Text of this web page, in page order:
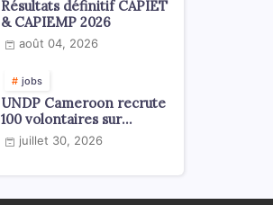
Résultats définitif CAPIET
& CAPIEMP 2026
août 04, 2026
jobs
UNDP Cameroon recrute
100 volontaires sur
l'échelle du territoire
national
juillet 30, 2026